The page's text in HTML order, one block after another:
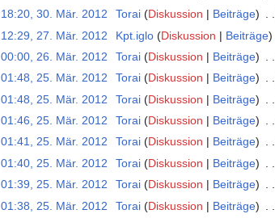
18:20, 30. Mär. 2012 Torai Diskussion Beiträge
12:29, 27. Mär. 2012 Kpt.iglo Diskussion Beiträge
00:00, 26. Mär. 2012 Torai Diskussion Beiträge
01:48, 25. Mär. 2012 Torai Diskussion Beiträge
01:48, 25. Mär. 2012 Torai Diskussion Beiträge
01:46, 25. Mär. 2012 Torai Diskussion Beiträge
01:41, 25. Mär. 2012 Torai Diskussion Beiträge
01:40, 25. Mär. 2012 Torai Diskussion Beiträge
01:39, 25. Mär. 2012 Torai Diskussion Beiträge
01:38, 25. Mär. 2012 Torai Diskussion Beiträge